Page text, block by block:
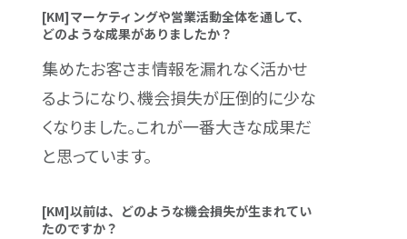
[KM]マーケティングや営業活動全体を通して、
どのような成果がありましたか？
集めたお客さま情報を漏れなく活かせ
るようになり、機会損失が圧倒的に少な
くなりました。これが一番大きな成果だ
と思っています。
[KM]以前は、どのような機会損失が生まれてい
たのですか？